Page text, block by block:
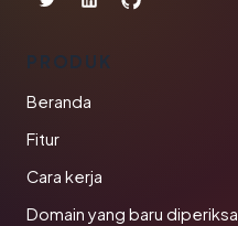
PRODUK
Beranda
Fitur
Cara kerja
Domain yang baru diperiksa